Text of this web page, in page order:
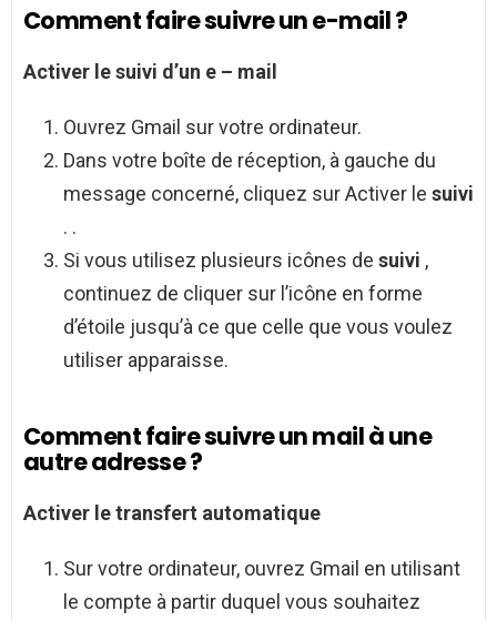
Comment faire suivre un e-mail ?
Activer lesuivi d’un e – mail
Ouvrez Gmail sur votre ordinateur.
Dans votre boîte de réception, à gauche du
message concerné, cliquez sur Activer le suivi
. .
Si vous utilisez plusieurs icônes de suivi ,
continuez de cliquer sur l’icône en forme
d’étoile jusqu’à ce que celle que vous voulez
utiliser apparaisse.
Comment faire suivre un mail à une
autre adresse ?
Activer le transfert automatique
Sur votre ordinateur, ouvrez Gmail en utilisant
le compte à partir duquel vous souhaitez